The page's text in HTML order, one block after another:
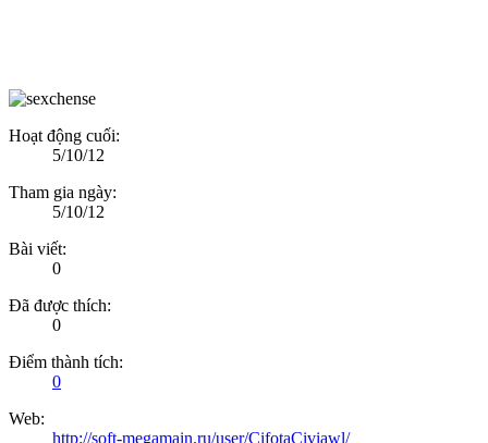
Hoạt động cuối:
5/10/12
Tham gia ngày:
5/10/12
Bài viết:
0
Đã được thích:
0
Điểm thành tích:
0
Web:
http://soft-megamain.ru/user/CifotaCiviawl/